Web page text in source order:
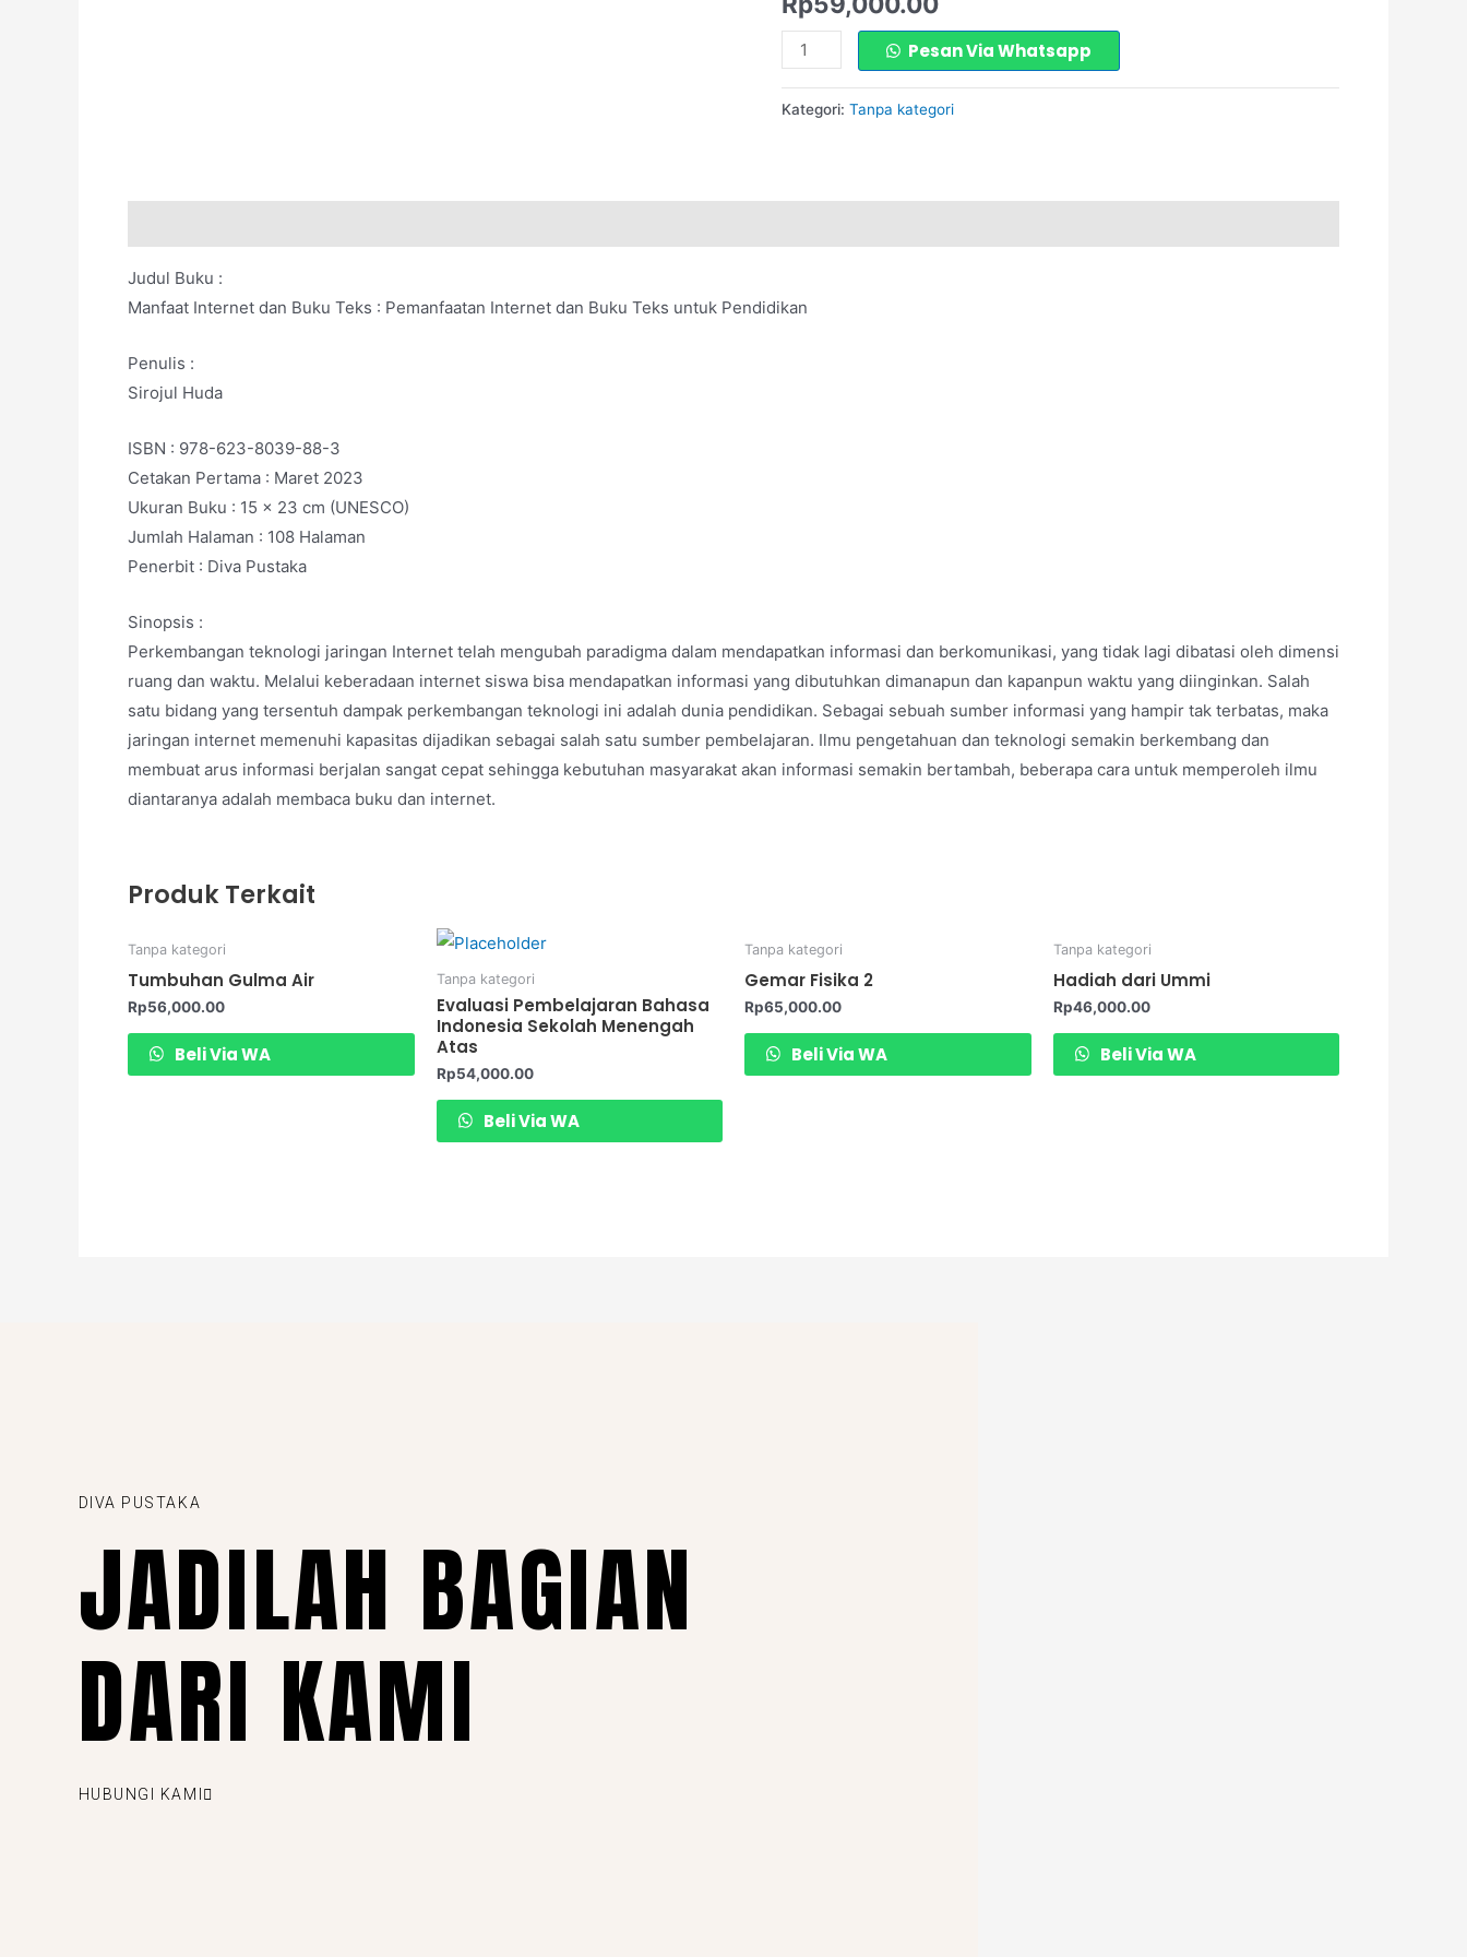
dan
Buku
Teks
untuk
Pesan Via Whatsapp
Kategori:Tanpa kategori
Judul Buku :
Manfaat Internet dan Buku Teks : Pemanfaatan Internet dan Buku Teks untuk Pendidikan
Penulis :
Sirojul Huda
ISBN : 978-623-8039-88-3
Cetakan Pertama : Maret 2023
Ukuran Buku : 15 x 23 cm (UNESCO)
Jumlah Halaman : 108 Halaman
Penerbit : Diva Pustaka
Sinopsis :
Perkembangan teknologi jaringan Internet telah mengubah paradigma dalam mendapatkan informasi dan berkomunikasi, yang tidak lagi dibatasi oleh dimensi
ruang dan waktu. Melalui keberadaan internet siswa bisa mendapatkan informasi yang dibutuhkan dimanapun dan kapanpun waktu yang diinginkan. Salah
satu bidang yang tersentuh dampak perkembangan teknologi ini adalah dunia pendidikan. Sebagai sebuah sumber informasi yang hampir tak terbatas, maka
jaringan internet memenuhi kapasitas dijadikan sebagai salah satu sumber pembelajaran. Ilmu pengetahuan dan teknologi semakin berkembang dan
membuat arus informasi berjalan sangat cepat sehingga kebutuhan masyarakat akan informasi semakin bertambah, beberapa cara untuk memperoleh ilmu
diantaranya adalah membaca buku dan internet.
Produk Terkait
Tanpa kategori
Tumbuhan Gulma Air
Rp56,000.00
Beli Via WA
Tanpa kategori
Evaluasi Pembelajaran Bahasa
Indonesia Sekolah Menengah
Atas
Rp54,000.00
Beli Via WA
Tanpa kategori
Gemar Fisika 2
Rp65,000.00
Beli Via WA
Tanpa kategori
Hadiah dari Ummi
Rp46,000.00
Beli Via WA
DIVA PUSTAKA
JADILAH BAGIAN
DARI KAMI
HUBUNGI KAMI